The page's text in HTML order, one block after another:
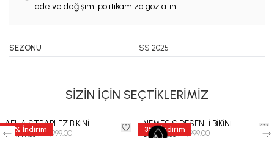
iade ve değişim politikamıza göz atın.
SEZONU SS 2025
SİZİN İÇİN SEÇTİKLERİMİZ
35 % İndirim
AELIA STRAPLEZ BİKİNİ
₺ 7,149.35 ₺ 10,999.00 35%İndirim
NEMESIS DESENLİ BİKİNİ
₺ 7,799.35 ₺ 11,999.00